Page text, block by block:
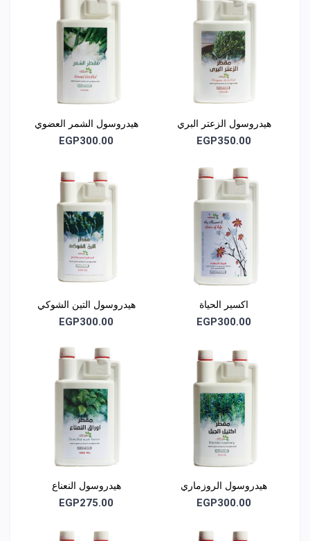
⚠️ التحذيرات والاحتياطات
للاستخدام الخارجي والغذائي وفق الاستخدام المعتاد
يُفضل اختبار الحساسية للبشرة الحساسة
يحفظ بعيدًا عن أشعة الشمس المباشرة
يحفظ بعيدًا عن متناول الأطفال
📦 شروط التخزين
يحفظ في مكان بارد وجاف
يفضل التبريد بعد الفتح للحفاظ على الجودة العطرية
تُغلق العبوة جيدًا بعد الاستخدام
🌱 الجودة والنقاء
خالٍ من الكحول
خالٍ من المواد الحافظة
خالٍ من العطور الصناعية
غير معدل وراثيًا
هذا المنتج طبيعي متعدد الاستخدامات وليس له أي خواص علاجية
هيدروسول الزعتر البري
EGP350.00
هيدروسول الشمر العضوي
EGP300.00
اكسير الحياة
EGP300.00
هيدروسول التين الشوكي
EGP300.00
هيدروسول الروزماري
EGP300.00
هيدروسول النعناع
EGP275.00